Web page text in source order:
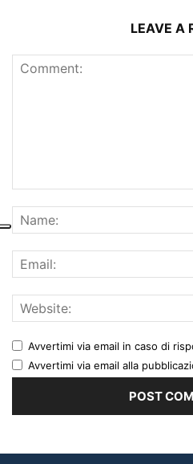
LEAVE A
Avvertimi via email in caso di
Avvertimi via email alla